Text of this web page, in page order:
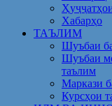
Хабарҳо
ТАЪЛИМ
Шуъбаи
Шуъбаи
таълим
Маркази
Курсҳои